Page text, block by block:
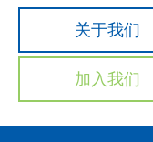
关于我们
加入我们